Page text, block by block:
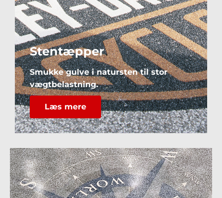
Stentæpper
Smukke gulve i natursten til stor
vægtbelastning.
Læs mere